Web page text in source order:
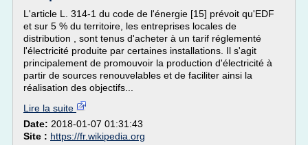
L'article L. 314-1 du code de l'énergie [15] prévoit qu'EDF
et sur 5 % du territoire, les entreprises locales de
distribution , sont tenus d'acheter à un tarif réglementé
l'électricité produite par certaines installations. Il s'agit
principalement de promouvoir la production d'électricité à
partir de sources renouvelables et de faciliter ainsi la
réalisation des objectifs...
Lire la suite
Date: 2018-01-07 01:31:43
Site : https://fr.wikipedia.org